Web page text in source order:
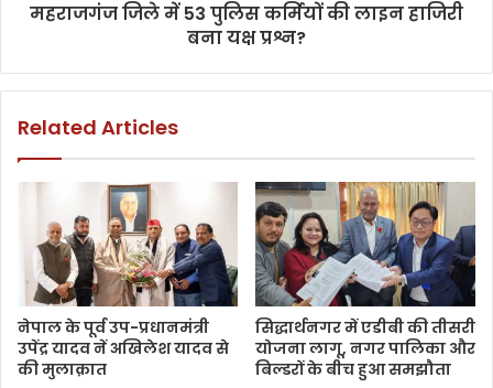
महराजगंज जिले में 53 पुलिस कर्मियों की लाइन हाजिरी
बना‌ यक्ष प्रश्न?
Related Articles
नेपाल के पूर्व उप-प्रधानमंत्री
उपेंद्र यादव नें अखिलेश यादव से
की मुलाक़ात
सिद्धार्थनगर में एडीबी की तीसरी
योजना लागू, नगर पालिका और
बिल्डरों के बीच हुआ समझौता